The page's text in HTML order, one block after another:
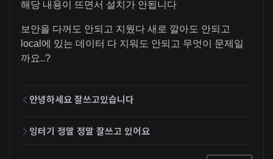
해당 내용이 뜨면서 설치가 안됩니다
보안을 다꺼도 안되고 지웠다 새로 깔아도 안되고
local에 있는 데이터 다 지워도 안되고 무엇이 문제일
까요..?
안녕하세요 잘쓰고있습니다
잉터기 정말 정말 잘쓰고 있어요